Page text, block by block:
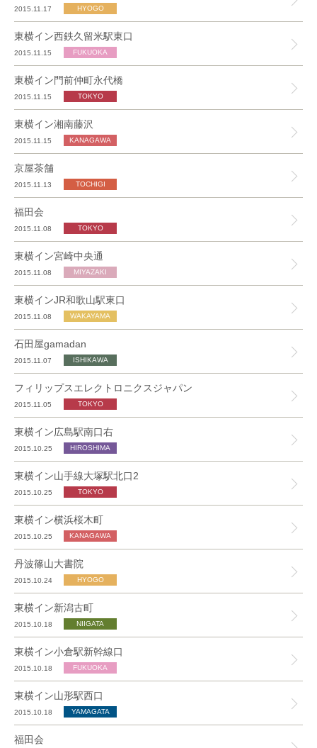
2015.11.17
東横イン西鉄久留米駅東口
2015.11.15
東横イン門前仲町永代橋
2015.11.15
東横イン湘南藤沢
2015.11.15
京屋茶舗
2015.11.13
福田会
2015.11.08
東横イン宮崎中央通
2015.11.08
東横インJR和歌山駅東口
2015.11.08
石田屋gamadan
2015.11.07
フィリップスエレクトロニクスジャパン
2015.11.05
東横イン広島駅南口右
2015.10.25
東横イン山手線大塚駅北口2
2015.10.25
東横イン横浜桜木町
2015.10.25
丹波篠山大書院
2015.10.24
東横イン新潟古町
2015.10.18
東横イン小倉駅新幹線口
2015.10.18
東横イン山形駅西口
2015.10.18
福田会